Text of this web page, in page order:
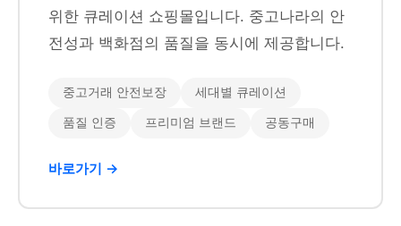
위한 큐레이션 쇼핑몰입니다. 중고나라의 안
전성과 백화점의 품질을 동시에 제공합니다.
중고거래 안전보장 세대별 큐레이션
품질 인증 프리미엄 브랜드 공동구매
바로가기 →